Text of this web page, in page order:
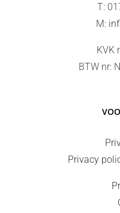
T:
M:
KVK
BTW nr:
Privacy